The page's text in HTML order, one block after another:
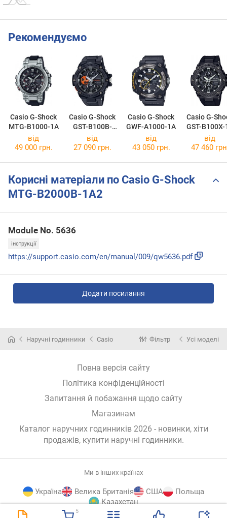
5
Рекомендуємо
Casio G-Shock
MTG-B1000-1A
Casio G-Shock
GST-B100B-
1A4
Casio G-Shock
GWF-A1000-1A
Casio G-
GST-B100X-
від
49 000 грн.
від
27 090 грн.
від
43 050 грн.
від
47 460
Корисні матеріали по Casio G-Shock
MTG-B2000B-1A2
Module No. 5636
інструкції
https://support.casio.com/en/manual/009/qw5636.pdf
Додати посилання
Наручні годинники Casio Фільтр Усі моделі
Повна версія сайту
Політика конфіденційності
Запитання й побажання щодо сайту
Магазинам
Каталог наручних годинників 2026 - новинки, хіти
продажів, купити наручні годинники.
Ми в інших країнах
Україна Велика Британія США
Польща
Казахстан